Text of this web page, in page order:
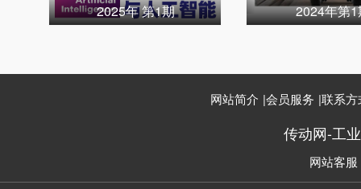
2025年 第1期 2024年第
网站简介 |会员服务 |联系方
传动网-工
网站客服